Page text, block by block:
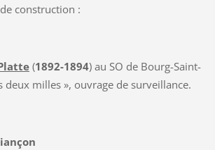
construction :
(1892-1894) au SO de Bourg-Saint-
deux milles », ouvrage de surveillance.